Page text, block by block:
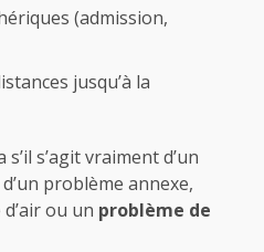
(admission,
jusqu’à la
s’agit vraiment d’un
problème annexe,
ou un problème de